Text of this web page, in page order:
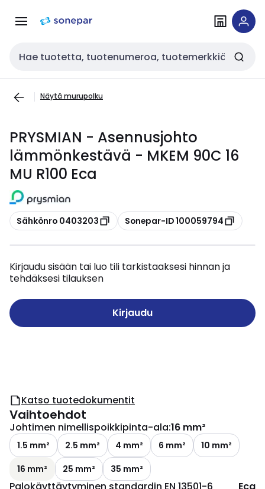
navigointiinsisältöön
Haku
Näytä murupolku
PRYSMIAN - Asennusjohto
lämmönkestävä - MKEM 90C 16
MU R100 Eca
Kopioi
Sähkönro 0403203 Kopioi
Sonepar-ID 100059794
Kirjaudu sisään tai luo tili tarkistaaksesi hinnan ja
tehdäksesi tilauksen
Kirjaudu
Katso tuotedokumentit
Vaihtoehdot
Johtimen nimellispoikkipinta-ala:16 mm²
1.5 mm² 2.5 mm² 4 mm² 6 mm²
10 mm²
16 mm²
25 mm² 35 mm²